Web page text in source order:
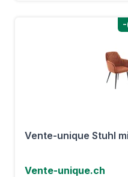
Vente-unique Stuhl
Vente-unique.ch